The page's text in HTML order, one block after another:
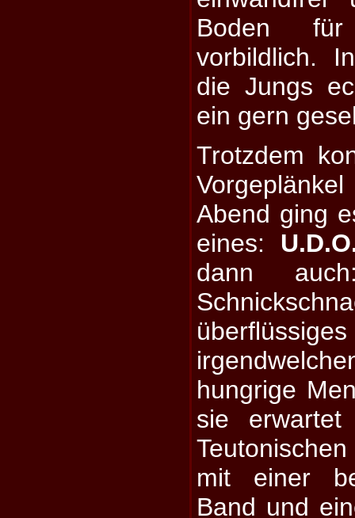
Boden
vorbildlich.
die Jungs
ein gern
Trotzdem
Abend ging
eines:
dann
hungrige
sie
mit einer
Band und